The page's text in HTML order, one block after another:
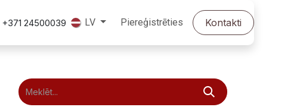
+371 24500039 LV Piereģistrēties Kontakti